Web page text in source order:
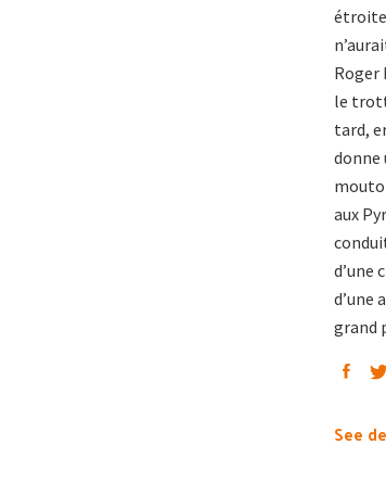
étroite
Roger
le
tard,
donne
aux
d’une
d’une
grand
See